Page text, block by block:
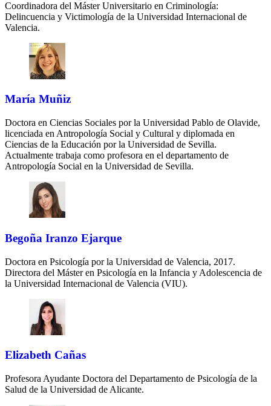
Coordinadora del Máster Universitario en Criminología:
Delincuencia y Victimología de la Universidad Internacional de
Valencia.
María Muñiz
Doctora en Ciencias Sociales por la Universidad Pablo de Olavide,
licenciada en Antropología Social y Cultural y diplomada en
Ciencias de la Educación por la Universidad de Sevilla.
Actualmente trabaja como profesora en el departamento de
Antropología Social en la Universidad de Sevilla.
Begoña Iranzo Ejarque
Doctora en Psicología por la Universidad de Valencia, 2017.
Directora del Máster en Psicología en la Infancia y Adolescencia de
la Universidad Internacional de Valencia (VIU).
Elizabeth Cañas
Profesora Ayudante Doctora del Departamento de Psicología de la
Salud de la Universidad de Alicante.